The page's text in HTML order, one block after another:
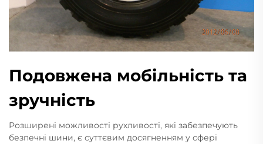
Подовжена мобільність та
зручність
Розширені можливості рухливості, які забезпечують
безпечні шини, є суттєвим досягненням у сфері